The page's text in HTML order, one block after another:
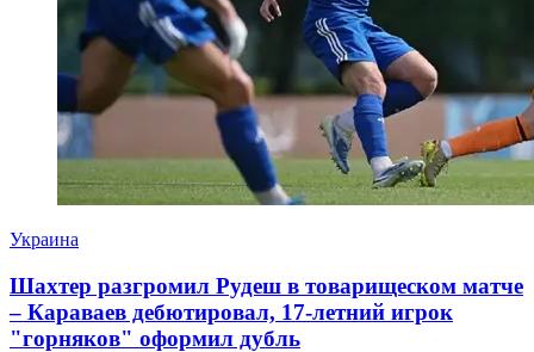
Украина
Шахтер разгромил Рудеш в товарищеском матче
– Караваев дебютировал, 17-летний игрок
"горняков" оформил дубль